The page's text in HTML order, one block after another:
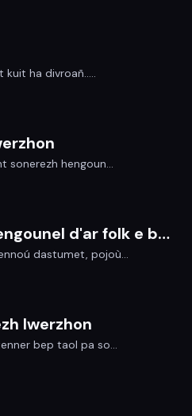
ha divroañ.....
sonerezh hengoun...
Deus ar sonerezh hengounel d'ar folk e bro Saoz
dastumet, pojoù...
Iwerzhon
bep taol pa so...